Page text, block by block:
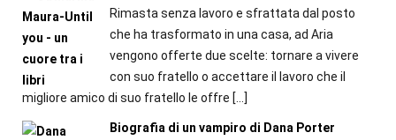
Rimasta senza lavoro e sfrattata dal posto
che ha trasformato in una casa, ad Aria
vengono offerte due scelte: tornare a vivere
con suo fratello o accettare il lavoro che il
migliore amico di suo fratello le offre […]
Biografia di un vampiro di Dana Porter